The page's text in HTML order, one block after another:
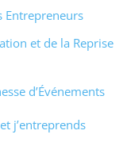
Entrepreneurs
et de la Reprise
d’Événements
j’entreprends